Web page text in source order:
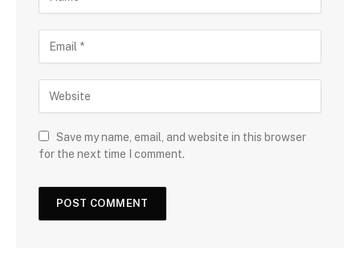
Save my name, email, and website in this browser
for the next time I comment.